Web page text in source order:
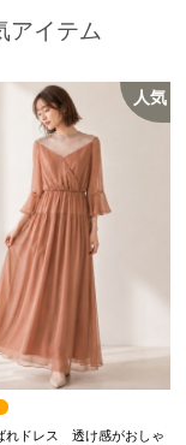
アイテム
人気
れドレス 透け感がおしゃ